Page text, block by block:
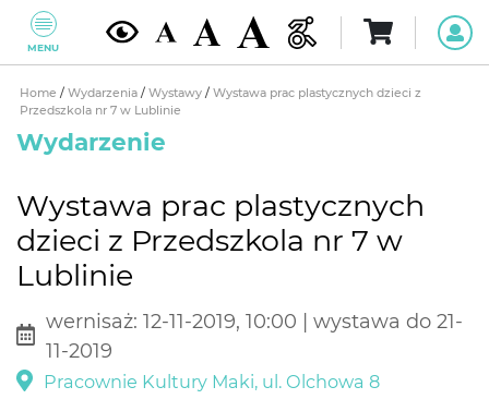
MENU
Home / Wydarzenia / Wystawy / Wystawa prac plastycznych dzieci z
Przedszkola nr 7 w Lublinie
Wydarzenie
Wystawa prac plastycznych
dzieci z Przedszkola nr 7 w
Lublinie
wernisaż: 12-11-2019, 10:00 | wystawa do 21-
11-2019
Pracownie Kultury Maki, ul. Olchowa 8